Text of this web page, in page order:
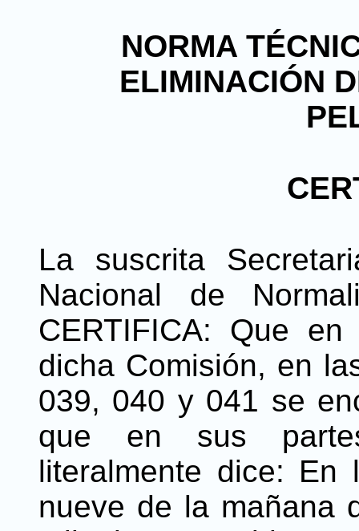
NORMA
ELIMINACIÓN
La suscrita
Nacional de
CERTIFICA: Que
dicha Comisión, en
039, 040 y 041 se
que en sus
literalmente dice:
nueve de la mañana